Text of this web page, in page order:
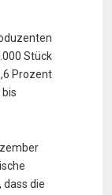
Stück
Prozent
die